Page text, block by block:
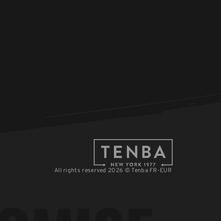
All rights reserved 2026 © Tenba FR-EUR